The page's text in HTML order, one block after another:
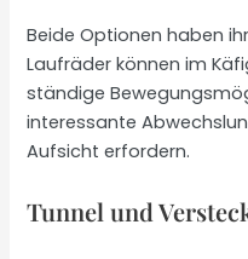
Beide Optionen haben
Laufräder können im
ständige
interessante
Aufsicht erfordern.
Tunnel und